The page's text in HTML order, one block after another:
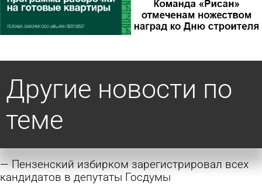
Другие новости по
теме
Пензенский избирком зарегистрировал всех
кандидатов в депутаты Госдумы